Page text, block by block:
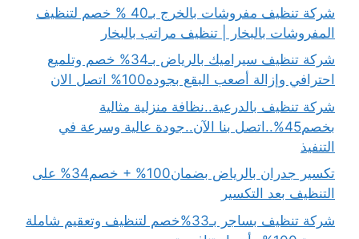
شركة تنظيف مفروشات بالخرج بـ40 % خصم لتنظيف
المفروشات بالبخار | تنظيف مراتب بالبخار
شركة تنظيف سيراميك بالرياض بـ34% خصم وتلميع
احترافي وإزالة أصعب البقع بجوده100% اتصل الان
شركة تنظيف بالدرعية..نظافة منزلية مثالية
بخصم45%..اتصل بنا الآن..جودة عالية وسرعة في
التنفيذ
تكسير جدران بالرياض بضمان100% + خصم34% على
التنظيف بعد التكسير
شركة تنظيف بساجر بـ33%خصم لتنظيف وتعقيم شاملة